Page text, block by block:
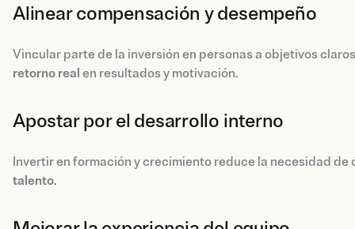
Alinear compensación y desempeño
Vincular parte de la inversión en personas a objetivos
retorno real en resultados y motivación.
Apostar por el desarrollo interno
Invertir en formación y crecimiento reduce la necesidad
talento.